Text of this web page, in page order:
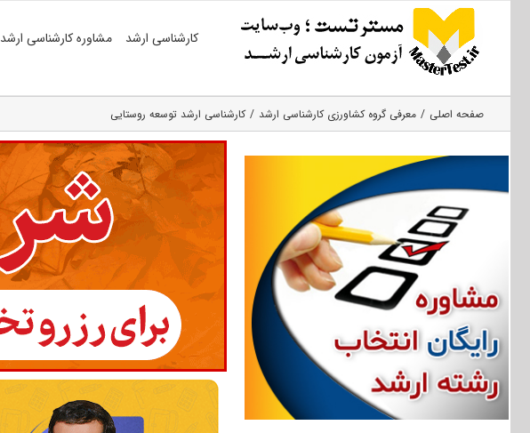
کارشناسی ارشد مشاوره کارشناسی ارشد
صفحه اصلی معرفی گروه کشاورزی کارشناسی ارشد کارشناسی ارشد توسعه روستایی